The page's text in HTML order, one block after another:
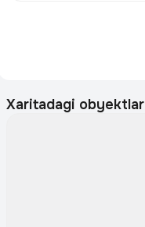
Xaritadagi obyektlar